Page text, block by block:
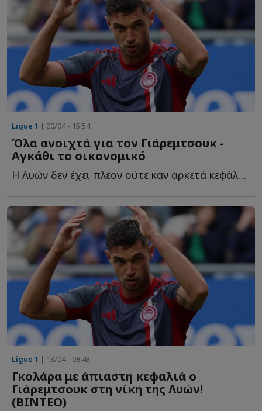
Ligue 1 | 20/04 - 15:54
Όλα ανοιχτά για τον Γιάρεμτσουκ -
Αγκάθι το οικονομικό
Η Λυών δεν έχει πλέον ούτε καν αρκετά κεφάλαια για να α...
Ligue 1 | 13/04 - 08:43
Γκολάρα με άπιαστη κεφαλιά ο
Γιάρεμτσουκ στη νίκη της Λυών!
(ΒΙΝΤΕΟ)